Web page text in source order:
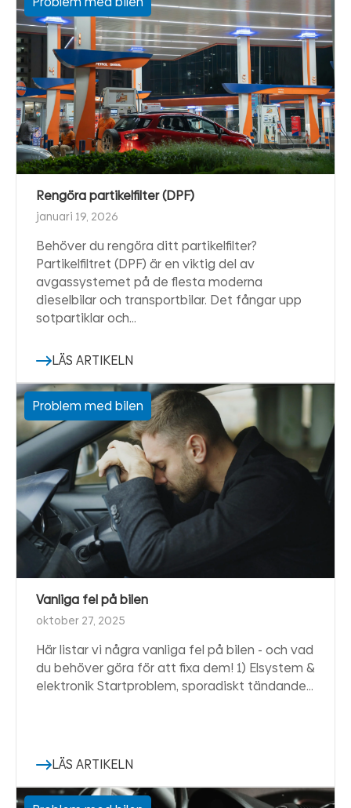
Rengöra partikelfilter (DPF)
januari 19, 2026
Behöver du rengöra ditt partikelfilter?
Partikelfiltret (DPF) är en viktig del av
avgassystemet på de flesta moderna
dieselbilar och transportbilar. Det fångar upp
sotpartiklar och…
LÄS ARTIKELN
Problem med bilen
Vanliga fel på bilen
oktober 27, 2025
Här listar vi några vanliga fel på bilen - och vad
du behöver göra för att fixa dem! 1) Elsystem &
elektronik Startproblem, sporadiskt tändande…
LÄS ARTIKELN